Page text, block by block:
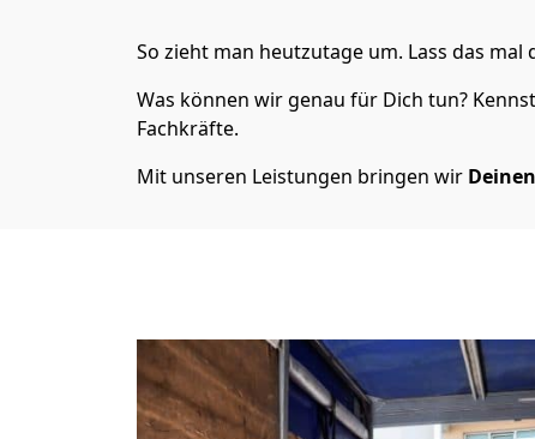
So zieht man heutzutage um. Lass das mal
Was können wir genau für Dich tun?
Fachkräfte.
Mit unseren Leistungen bringen wir